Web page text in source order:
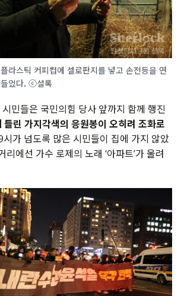
라스틱 커피컵에 셀로판지를 넣고 손전등을 연
었다. ⓒ셜록
민들은 국민의힘 당사 앞까지 함께 행진
들린 가지각색의 응원봉이 오히려 조화로
시가 넘도록 많은 시민들이 집에 가지 않았
리에선 가수 로제의 노래 ‘아파트’가 울려